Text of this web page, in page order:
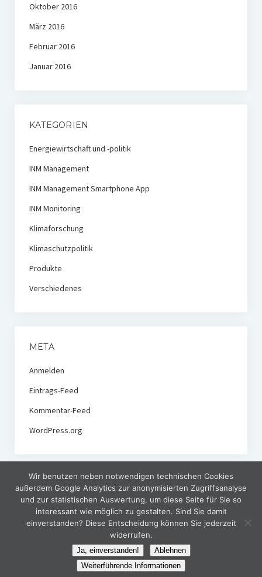
Oktober 2016
März 2016
Februar 2016
Januar 2016
KATEGORIEN
Energiewirtschaft und -politik
INM Management
INM Management Smartphone App
INM Monitoring
Klimaforschung
Klimaschutzpolitik
Produkte
Verschiedenes
META
Anmelden
Eintrags-Feed
Kommentar-Feed
WordPress.org
Wir benutzen neben notwendigen technischen Cookies
außerdem Google Analytics zur anonymisierten Zugriffsanalyse
und zur statistischen Auswertung, um diese Seite für Sie so
interessant wie möglich zu gestalten. Sind Sie damit
einverstanden? Diese Entscheidung können Sie jederzeit
widerrufen.
Ja, einverstanden!
Ablehnen
Weiterführende Informationen